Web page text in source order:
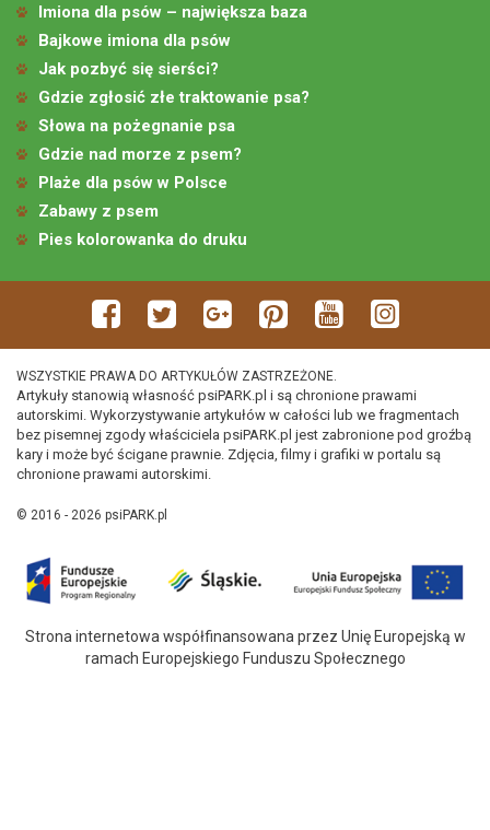
Imiona dla psów – największa baza
Bajkowe imiona dla psów
Jak pozbyć się sierści?
Gdzie zgłosić złe traktowanie psa?
Słowa na pożegnanie psa
Gdzie nad morze z psem?
Plaże dla psów w Polsce
Zabawy z psem
Pies kolorowanka do druku
WSZYSTKIE PRAWA DO ARTYKUŁÓW ZASTRZEŻONE.
Artykuły stanowią własność psiPARK.pl i są chronione prawami
autorskimi. Wykorzystywanie artykułów w całości lub we fragmentach
bez pisemnej zgody właściciela psiPARK.pl jest zabronione pod groźbą
kary i może być ścigane prawnie. Zdjęcia, filmy i grafiki w portalu są
chronione prawami autorskimi.
© 2016 - 2026 psiPARK.pl
Strona internetowa współfinansowana przez Unię Europejską w
ramach Europejskiego Funduszu Społecznego